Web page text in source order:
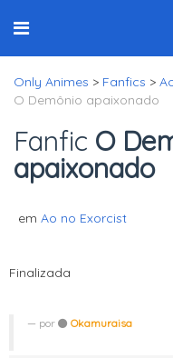
Only Animes > Fanfics >
O Demônio apaixonado
Fanfic O
apaixonado
em Ao no Exorcist
Finalizada
por Okamuraisa